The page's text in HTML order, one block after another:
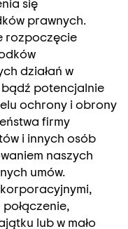
prawnych.
rozpoczęcie
działań w
potencjalnie
ochrony i obrony
firmy
i innych osób
naszych
umów.
lub w mało